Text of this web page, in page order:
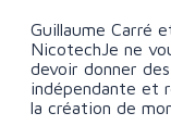
Guillaume Carré
NicotechJe ne
devoir donner
indépendante et
la création de